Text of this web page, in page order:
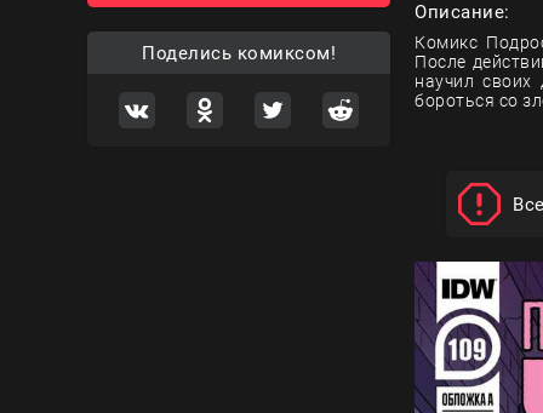
Поделись комиксом!
Описание:
Комикс
После
научил своих
бороться со